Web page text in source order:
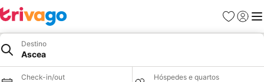
Favoritos
Iniciar
Destino
Ascea
Check-in/out Hóspedes e quartos